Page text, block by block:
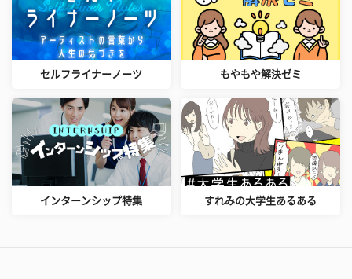
セルフライナーノーツ もやもや解決ゼミ
インターンシップ特集 すれみの大学生あるある